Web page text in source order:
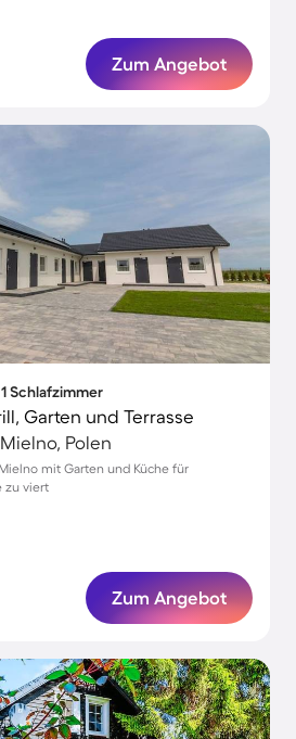
Zum Angebot
1 Schlafzimmer
Garten und Terrasse
Polen
mit Garten und Küche für
zu viert
Zum Angebot